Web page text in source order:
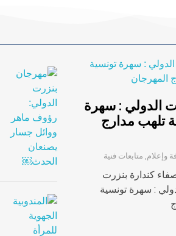
الدولي : سهرة
تلهب مدارج
وإعلام, متابعات فنية
صفاء كندارة بنزرت
: سهرة تونسية